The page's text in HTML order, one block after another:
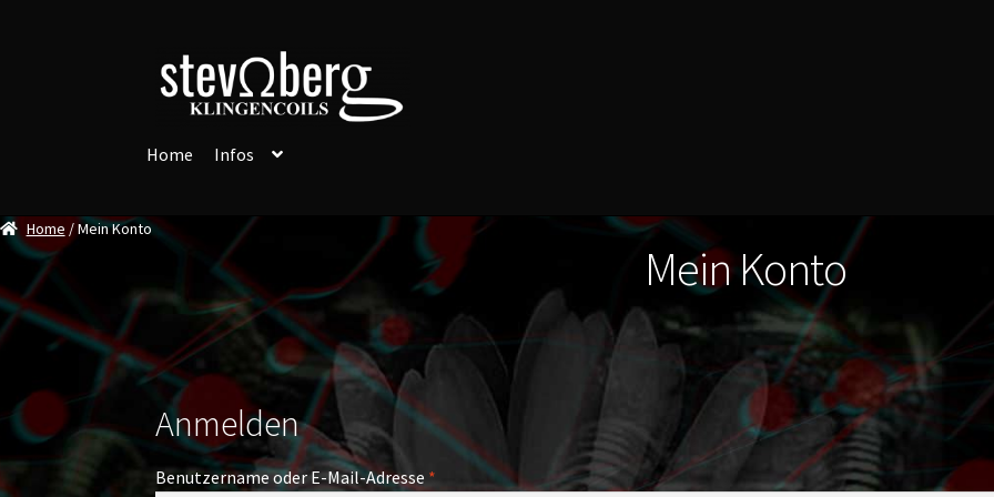
Zur
Navigation
springen
Zum
Inhalt
springen
Home
Infos
Home / Mein Konto
Mein Konto
Anmelden
Benutzername oder E-Mail-Adresse * Erforderlich